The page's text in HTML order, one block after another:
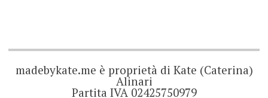
madebykate.me è proprietà di Kate (Caterina)
Alinari
Partita IVA 02425750979